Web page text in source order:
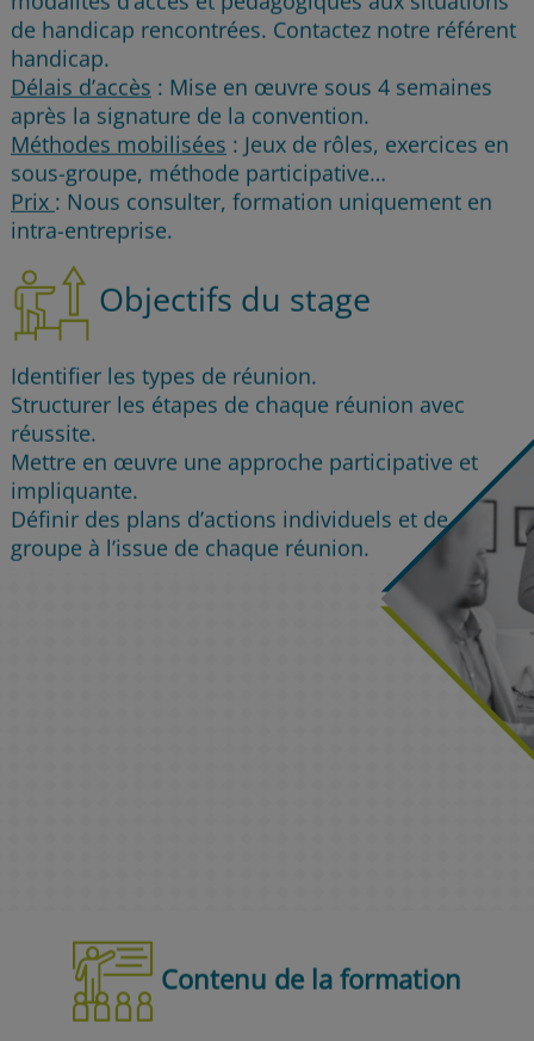
de handicap rencontrées. Contactez notre référent
handicap.
Délais d’accès : Mise en œuvre sous 4 semaines
après la signature de la convention.
Méthodes mobilisées : Jeux de rôles, exercices en
sous-groupe, méthode participative…
Prix : Nous consulter, formation uniquement en
intra-entreprise.
Objectifs du stage
Identifier les types de réunion.
Structurer les étapes de chaque réunion avec
réussite.
Mettre en œuvre une approche participative et
impliquante.
Définir des plans d’actions individuels et de
groupe à l’issue de chaque réunion.
Contenu de la formation